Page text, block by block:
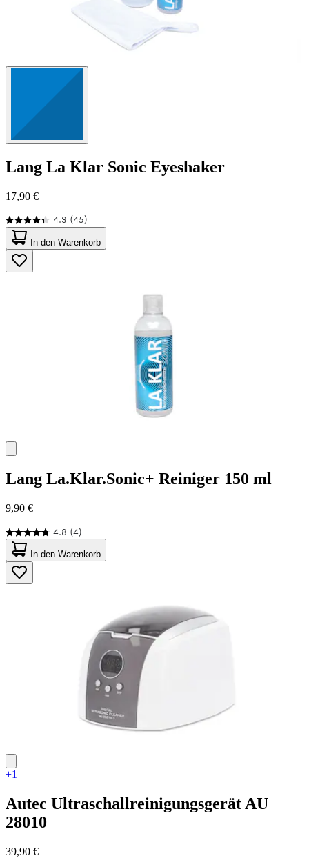
Lang La Klar Sonic Eyeshaker
17,90 €
4.3 (45)
4.3
von
5
Sternen.
45
In den Warenkorb
Lang La.Klar.Sonic+ Reiniger 150 ml
9,90 €
4.8 (4)
4.8
von
5
Sternen.
4
In den Warenkorb
+1
Autec Ultraschallreinigungsgerät AU
28010
39,90 €